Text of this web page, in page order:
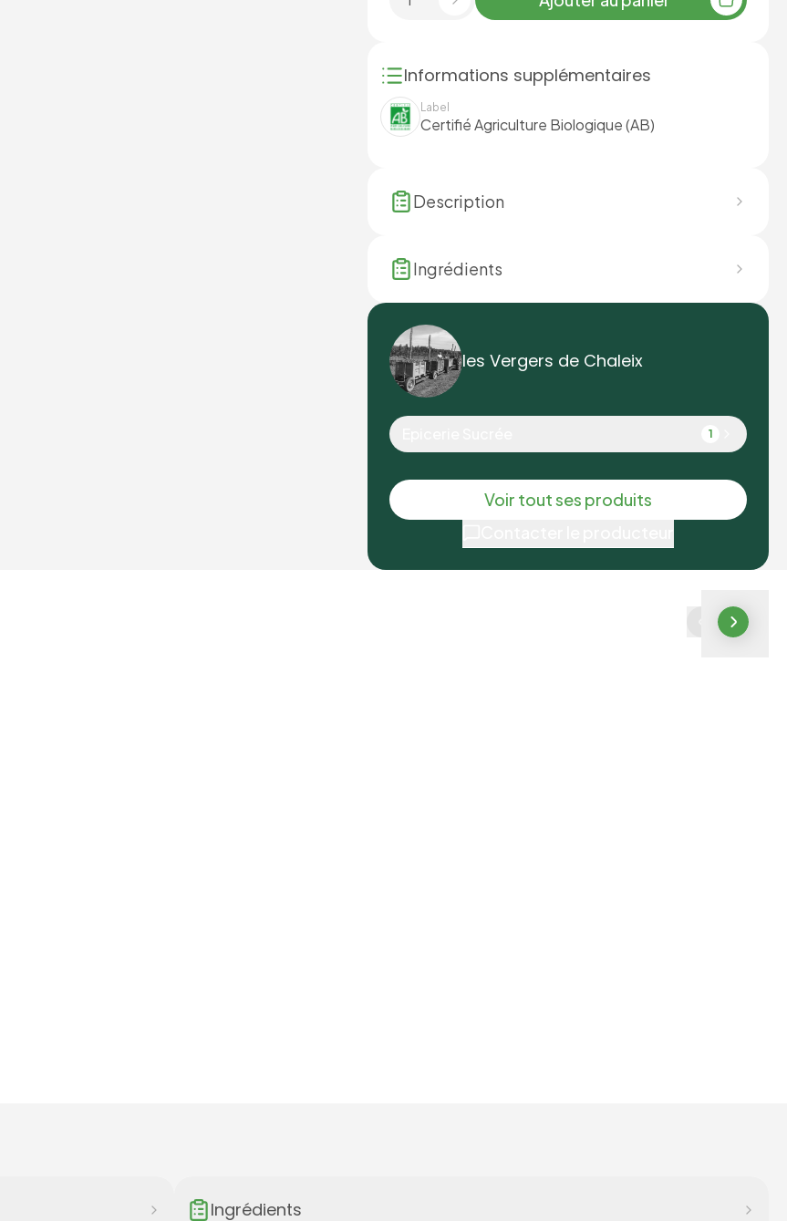
Informations supplémentaires
Label
Certifié Agriculture Biologique (AB)
Description
Ingrédients
les Vergers de Chaleix
1
Voir tout ses produits
Ingrédients